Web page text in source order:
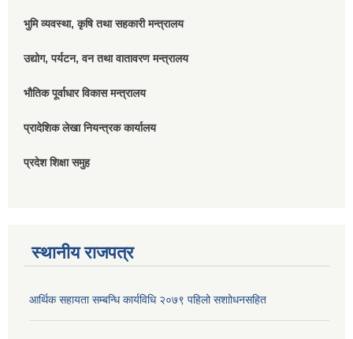
भुमि व्यवस्था, कृषि तथा सहकारी मन्त्रालय
उद्योग, पर्यटन, वन तथा वातावरण मन्त्रालय
भौतिक पूर्वाधार विकास मन्त्रालय
प्रादेशिक लेखा नियन्त्रक कार्यालय
प्रदेश शिक्षा समुह
स्थानीय राजपत्र
आर्थिक सहायता सम्बन्धि कार्यविधि २०७९ पहिलो स‌शाोधनसहित